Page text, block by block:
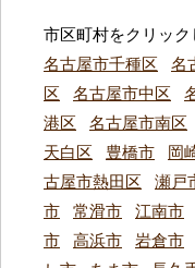
市区町村をクリック
名古屋市千種区
名
区
名古屋市中区
港区
名古屋市南区
天白区
豊橋市 岡
古屋市熱田区
瀬戸
市
常滑市 江南市
市
高浜市 岩倉市